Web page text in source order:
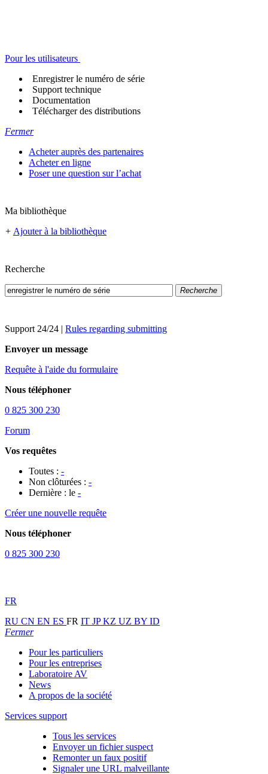
Pour les utilisateurs
Enregistrer le numéro de série
Support technique
Documentation
Télécharger des distributions
Fermer
Acheter auprès des partenaires
Acheter en ligne
Poser une question sur l’achat
Ma bibliothèque
+ Ajouter à la bibliothèque
Recherche
Recherche
Support 24/24 | Rules regarding submitting
Envoyer un message
Requête à l'aide du formulaire
Nous téléphoner
0 825 300 230
Forum
Vos requêtes
Toutes : -
Non clôturées : -
Dernière : le -
Créer une nouvelle requête
Nous téléphoner
0 825 300 230
FR
RU CN EN ES FR IT JPKZ UZ BY ID
Fermer
Pour les particuliers
Pour les entreprises
Laboratoire AV
News
A propos de la société
Services support
Tous les services
Envoyer un fichier suspect
Remonter un faux positif
Signaler une URL malveillante